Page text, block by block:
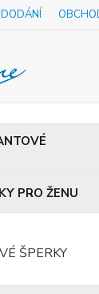
PRO ŽENU
ŠPERKY